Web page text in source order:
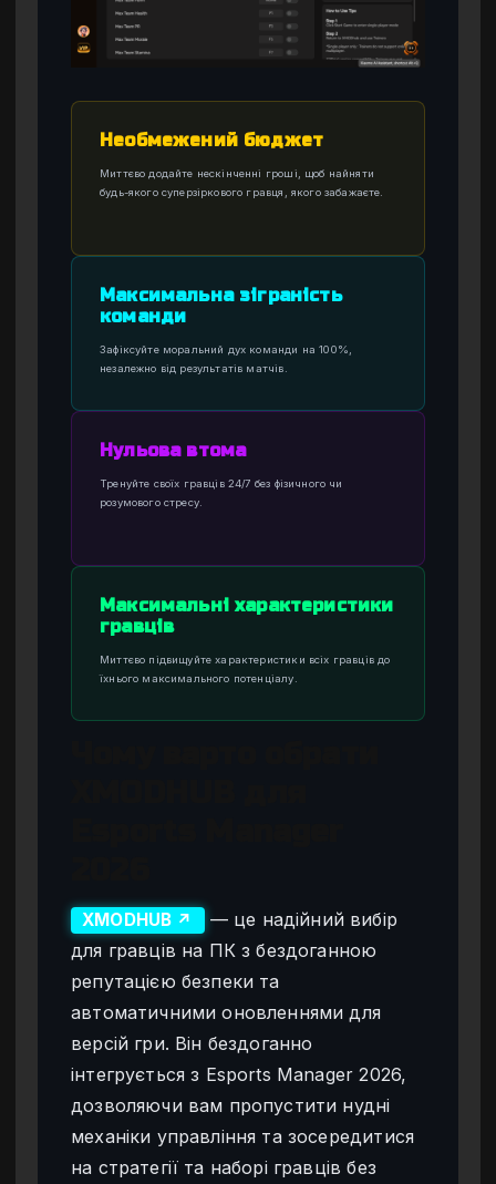
Необмежений бюджет
Миттєво додайте нескінченні гроші, щоб найняти
будь-якого суперзіркового гравця, якого забажаєте.
Максимальна зіграність
команди
Зафіксуйте моральний дух команди на 100%,
незалежно від результатів матчів.
Нульова втома
Тренуйте своїх гравців 24/7 без фізичного чи
розумового стресу.
Максимальні характеристики
гравців
Миттєво підвищуйте характеристики всіх гравців до
їхнього максимального потенціалу.
XMODHUB ↗
— це надійний вибір
для гравців на ПК з бездоганною
репутацією безпеки та
автоматичними оновленнями для
версій гри. Він бездоганно
інтегрується з Esports Manager 2026,
дозволяючи вам пропустити нудні
механіки управління та зосередитися
на стратегії та наборі гравців без